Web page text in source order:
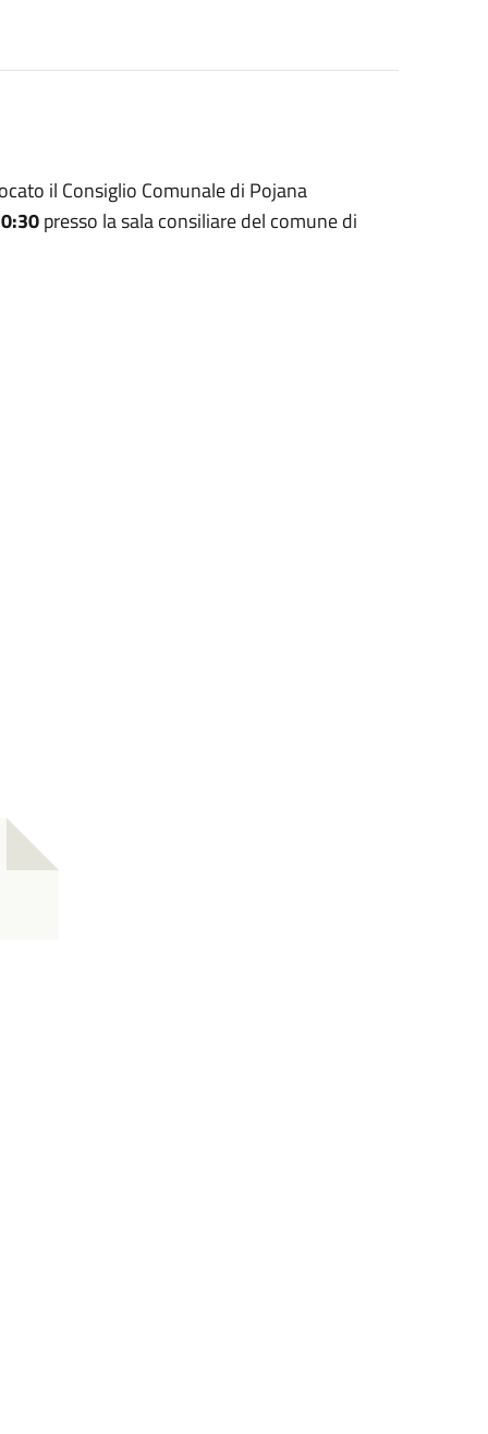
il Consiglio Comunale di Pojana
presso la sala consiliare del comune di